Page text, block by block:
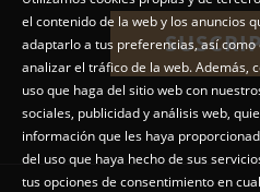
el contenido de la web y los anuncios
adaptarlo a tus preferencias, así
analizar el tráfico de la web. Además,
uso que haga del sitio web con
sociales, publicidad y análisis web,
información que les haya
del uso que haya hecho de sus
tus opciones de consentimiento en